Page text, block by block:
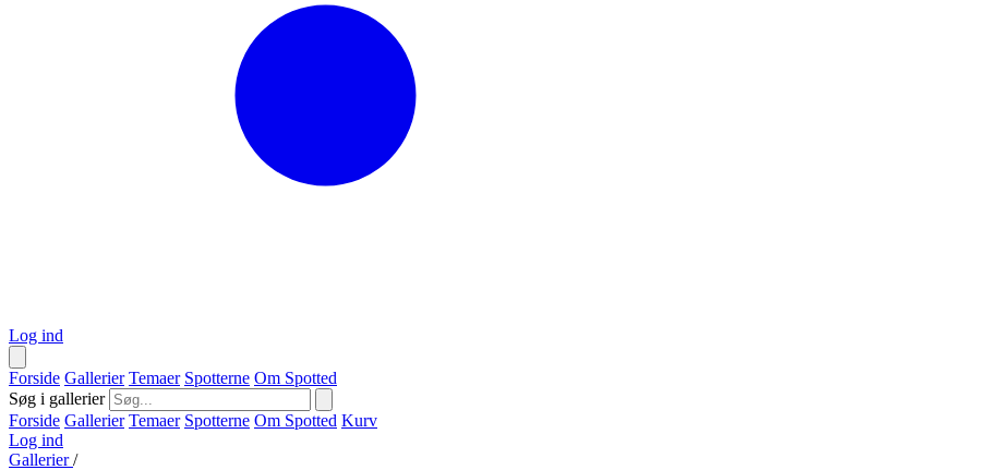
Log ind
Forside Gallerier Temaer Spotterne Om Spotted
Søg i gallerier
Forside Gallerier Temaer Spotterne Om Spotted Kurv
Log ind
Gallerier/